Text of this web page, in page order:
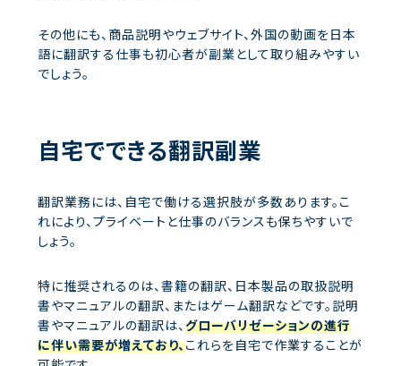
その他にも、商品説明やウェブサイト、外国の動画を日本
語に翻訳する仕事も初心者が副業として取り組みやすい
でしょう。
自宅でできる翻訳副業
翻訳業務には、自宅で働ける選択肢が多数あります。こ
れにより、プライベートと仕事のバランスも保ちやすいで
しょう。
特に推奨されるのは、書籍の翻訳、日本製品の取扱説明
書やマニュアルの翻訳、またはゲーム翻訳などです。説明
書やマニュアルの翻訳は、グローバリゼーションの進行
に伴い需要が増えており、これらを自宅で作業することが